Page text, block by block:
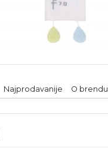
Najprodavanije O brendu